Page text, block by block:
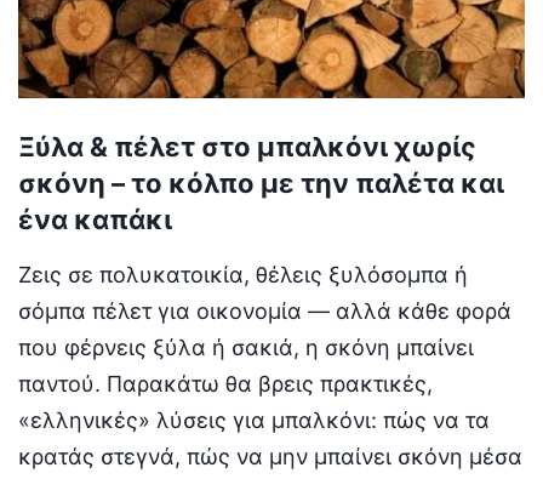
Ξύλα & πέλετ στο μπαλκόνι χωρίς
σκόνη – το κόλπο με την παλέτα και
ένα καπάκι
Ζεις σε πολυκατοικία, θέλεις ξυλόσομπα ή
σόμπα πέλετ για οικονομία — αλλά κάθε φορά
που φέρνεις ξύλα ή σακιά, η σκόνη μπαίνει
παντού. Παρακάτω θα βρεις πρακτικές,
«ελληνικές» λύσεις για μπαλκόνι: πώς να τα
κρατάς στεγνά, πώς να μην μπαίνει σκόνη μέσα